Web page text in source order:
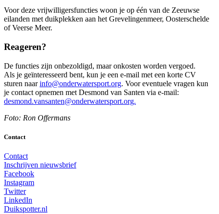
Voor deze vrijwilligersfuncties woon je op één van de Zeeuwse
eilanden met duikplekken aan het Grevelingenmeer, Oosterschelde
of Veerse Meer.
Reageren?
De functies zijn onbezoldigd, maar onkosten worden vergoed.
Als je geïnteresseerd bent, kun je een e-mail met een korte CV
sturen naarinfo@onderwatersport.org. Voor eventuele vragen kun
je contact opnemen met Desmond van Santen via e-mail:
desmond.vansanten@onderwatersport.org.
Foto: Ron Offermans
Contact
Contact
Inschrijven nieuwsbrief
Facebook
Instagram
Twitter
LinkedIn
Duikspotter.nl